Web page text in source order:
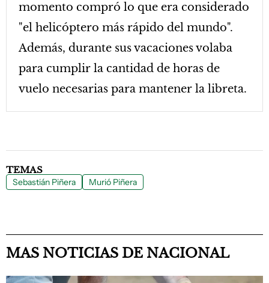
momento compró lo que era considerado
"el helicóptero más rápido del mundo".
Además, durante sus vacaciones volaba
para cumplir la cantidad de horas de
vuelo necesarias para mantener la libreta.
TEMAS
Sebastián Piñera Murió Piñera
MAS NOTICIAS DE NACIONAL